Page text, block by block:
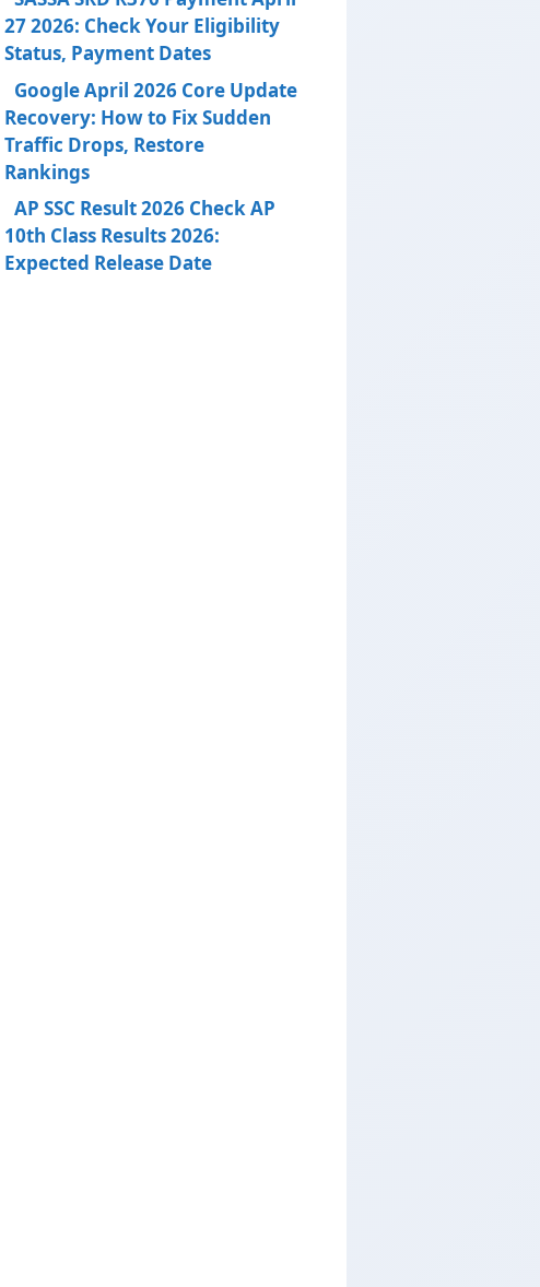
27 2026: Check Your Eligibility
Status, Payment Dates
Google April 2026 Core Update
Recovery: How to Fix Sudden
Traffic Drops, Restore
Rankings
AP SSC Result 2026 Check AP
10th Class Results 2026:
Expected Release Date